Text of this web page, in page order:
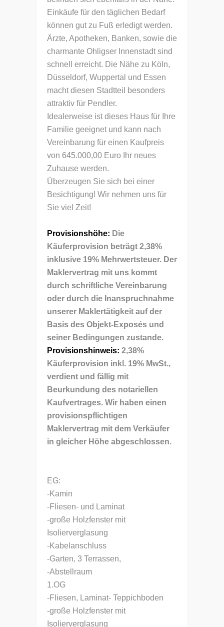
Einkäufe für den täglichen Bedarf
können gut zu Fuß erledigt werden.
Ärzte, Apotheken, Banken, sowie die
charmante Ohligser Innenstadt sind
schnell erreicht. Die Nähe zu Köln,
Düsseldorf, Wuppertal und Essen
macht diesen Stadtteil besonders
attraktiv für Pendler.
Idealerweise ist dieses Haus für Ihre
Familie geeignet und kann nach
Vereinbarung für einen Kaufpreis
von 645.000,00 Euro Ihr neues
Zuhause werden.
Überzeugen Sie sich bei einer
Besichtigung! Wir nehmen uns für
Sie viel Zeit!
Provisionshöhe: Die
Käuferprovision beträgt 2,38%
inklusive 19% Mehrwertsteuer. Der
Maklervertrag mit uns kommt
durch schriftliche Vereinbarung
oder durch die Inanspruchnahme
unserer Maklertätigkeit auf der
Basis des Objekt-Exposés und
seiner Bedingungen zustande.
Provisionshinweis: 2,38%
Käuferprovision inkl. 19% MwSt.,
verdient und fällig mit
Beurkundung des notariellen
Kaufvertrages. Wir haben einen
provisionspflichtigen
Maklervertrag mit dem Verkäufer
in gleicher Höhe abgeschlossen.
EG:
-Kamin
-Fliesen- und Laminat
-große Holzfenster mit
Isolierverglasung
-Kabelanschluss
-Garten, 3 Terrassen,
-Abstellraum
1.OG
-Fliesen, Laminat- Teppichboden
-große Holzfenster mit
Isolierverglasung